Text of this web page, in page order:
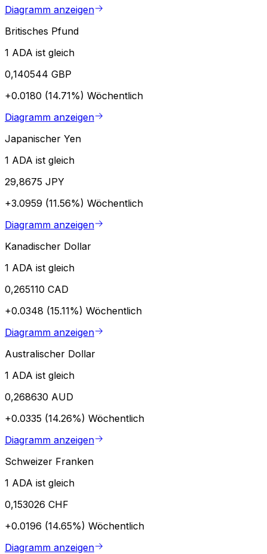
Diagramm anzeigen
Britisches Pfund
1 ADA ist gleich
0,140544 GBP
+0.0180 (14.71%) Wöchentlich
Diagramm anzeigen
Japanischer Yen
1 ADA ist gleich
29,8675 JPY
+3.0959 (11.56%) Wöchentlich
Diagramm anzeigen
Kanadischer Dollar
1 ADA ist gleich
0,265110 CAD
+0.0348 (15.11%) Wöchentlich
Diagramm anzeigen
Australischer Dollar
1 ADA ist gleich
0,268630 AUD
+0.0335 (14.26%) Wöchentlich
Diagramm anzeigen
Schweizer Franken
1 ADA ist gleich
0,153026 CHF
+0.0196 (14.65%) Wöchentlich
Diagramm anzeigen